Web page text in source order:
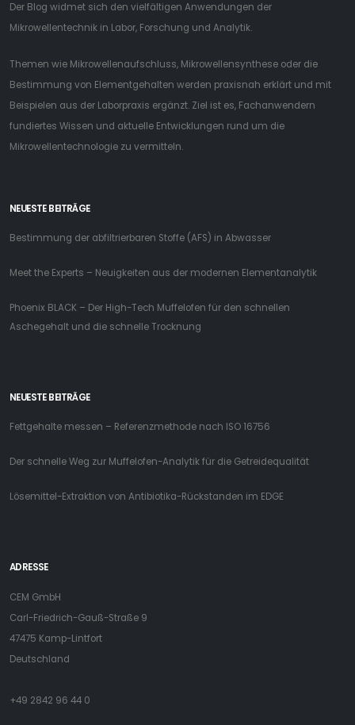
Der Blog widmet sich den vielfältigen Anwendungen der
Mikrowellentechnik in Labor, Forschung und Analytik.
Themen wie Mikrowellenaufschluss, Mikrowellensynthese oder die
Bestimmung von Elementgehalten werden praxisnah erklärt und mit
Beispielen aus der Laborpraxis ergänzt. Ziel ist es, Fachanwendern
fundiertes Wissen und aktuelle Entwicklungen rund um die
Mikrowellentechnologie zu vermitteln.
NEUESTE BEITRÄGE
Bestimmung der abfiltrierbaren Stoffe (AFS) in Abwasser
Meet the Experts – Neuigkeiten aus der modernen Elementanalytik
Phoenix BLACK – Der High-Tech Muffelofen für den schnellen
Aschegehalt und die schnelle Trocknung
NEUESTE BEITRÄGE
Fettgehalte messen – Referenzmethode nach ISO 16756
Der schnelle Weg zur Muffelofen-Analytik für die Getreidequalität
Lösemittel-Extraktion von Antibiotika-Rückstanden im EDGE
ADRESSE
CEM GmbH
Carl-Friedrich-Gauß-Straße 9
47475 Kamp-Lintfort
Deutschland
+49 2842 96 44 0